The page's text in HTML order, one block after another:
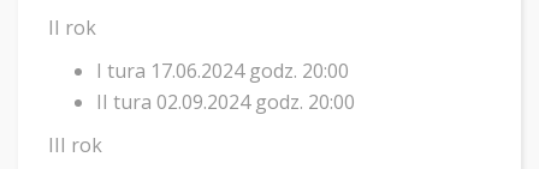
II rok
I tura 17.06.2024 godz. 20:00
II tura 02.09.2024 godz. 20:00
III rok